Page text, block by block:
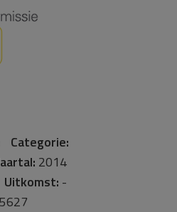
Categorie:
2014
Uitkomst: -